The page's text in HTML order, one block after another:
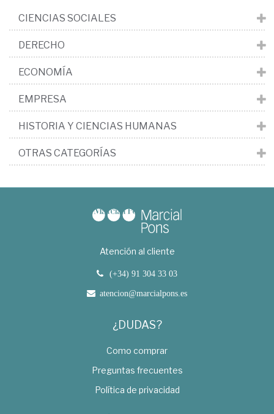
CIENCIAS SOCIALES
DERECHO
ECONOMÍA
EMPRESA
HISTORIA Y CIENCIAS HUMANAS
OTRAS CATEGORÍAS
Atención al cliente
(+34) 91 304 33 03
atencion@marcialpons.es
¿DUDAS?
Como comprar
Preguntas frecuentes
Política de privacidad